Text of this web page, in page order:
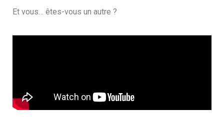
Et vous… êtes-vous un autre ?